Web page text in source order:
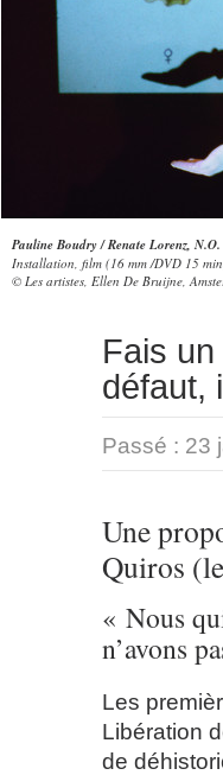
Pauline Boudry / Renate Lorenz,
Installation, film (16 mm /DVD 15
© Les artistes, Ellen De Bruijne,
Fais
défaut,
Passé : 23
Une
Quiros
« Nous
n’avons
Les
Libération
de